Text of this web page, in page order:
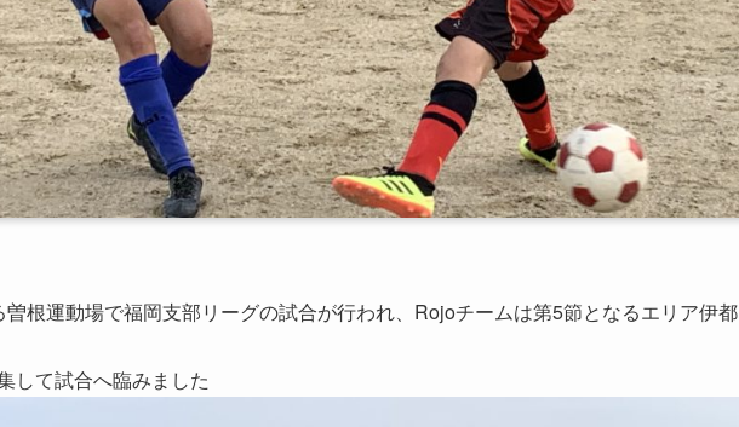
根運動場で福岡支部リーグの試合が行われ、Rojoチームは第5節となるエリア伊都
して試合へ臨みました